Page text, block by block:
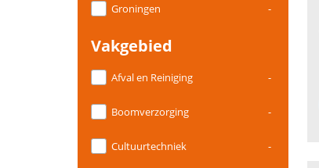
Groningen -
Vakgebied
Afval en Reiniging -
Boomverzorging -
Cultuurtechniek -